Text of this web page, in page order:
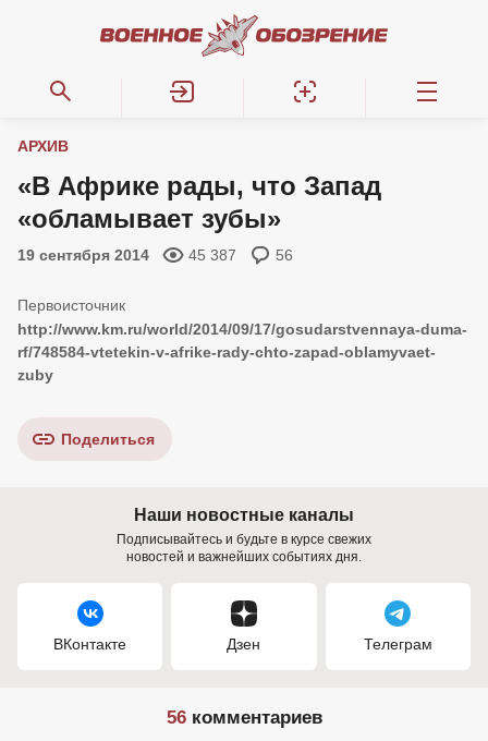
АРХИВ
«В Африке рады, что Запад
«обламывает зубы»
19 сентября 2014 45 387 56
http://www.km.ru/world/2014/09/17/gosudarstvennaya-duma-
rf/748584-vtetekin-v-afrike-rady-chto-zapad-oblamyvaet-
zuby
Поделиться
Наши новостные каналы
Подписывайтесь и будьте в курсе свежих
новостей и важнейших событиях дня.
ВКонтакте Дзен Телеграм
56комментариев